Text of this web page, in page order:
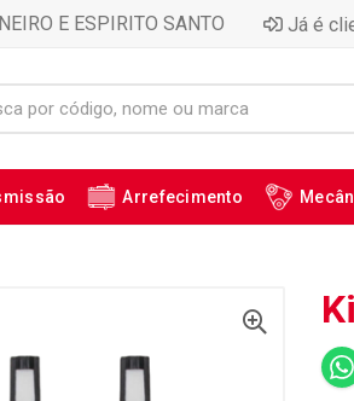
E ESPIRITO SANTO Já é
Arrefecimento